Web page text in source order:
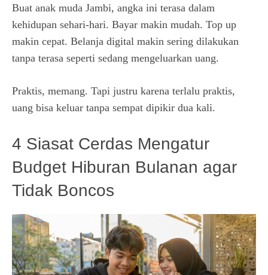
Buat anak muda Jambi, angka ini terasa dalam
kehidupan sehari-hari. Bayar makin mudah. Top up
makin cepat. Belanja digital makin sering dilakukan
tanpa terasa seperti sedang mengeluarkan uang.
Praktis, memang. Tapi justru karena terlalu praktis,
uang bisa keluar tanpa sempat dipikir dua kali.
4 Siasat Cerdas Mengatur
Budget Hiburan Bulanan agar
Tidak Boncos